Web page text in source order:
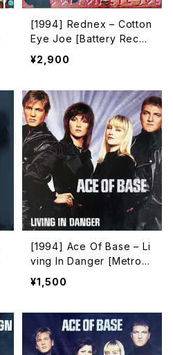
[1994] Rednex – Cotton
Eye Joe [Battery Recor
ds]
¥2,900
[1994] Ace Of Base – Li
ving In Danger [Metron
ome]
¥1,500